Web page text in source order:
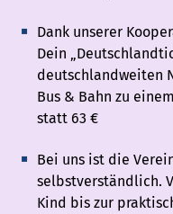
Dank unserer
Dein
deutschlandweiten
Bus & Bahn zu
statt 63 €
Bei uns ist die
selbstverständlich.
Kind bis zur